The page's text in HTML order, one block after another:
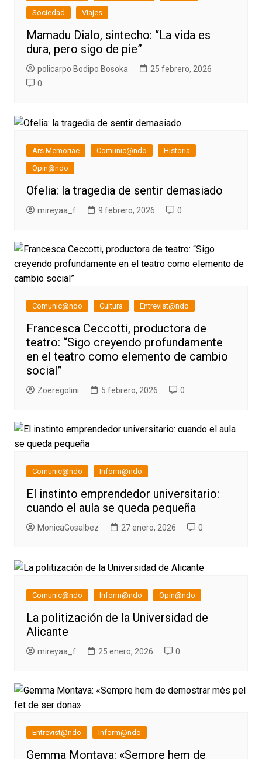
Sociedad
Viajes
Mamadu Dialo, sintecho: “La vida es
dura, pero sigo de pie”
policarpo Bodipo Bosoka
25 febrero, 2026
0
Ars Memoriae Comunic@ndo
Historia
Opin@ndo
Ofelia: la tragedia de sentir demasiado
mireyaa_f 9 febrero, 2026 0
Comunic@ndo Cultura Entrevist@ndo
Francesca Ceccotti, productora de
teatro: “Sigo creyendo profundamente
en el teatro como elemento de cambio
social”
Zoeregolini 5 febrero, 2026 0
Comunic@ndo Inform@ndo
El instinto emprendedor universitario:
cuando el aula se queda pequeña
MonicaGosalbez 27 enero, 2026 0
Comunic@ndo Inform@ndo Opin@ndo
La politización de la Universidad de
Alicante
mireyaa_f 25 enero, 2026 0
Entrevist@ndo Inform@ndo
Gemma Montava: «Sempre hem de